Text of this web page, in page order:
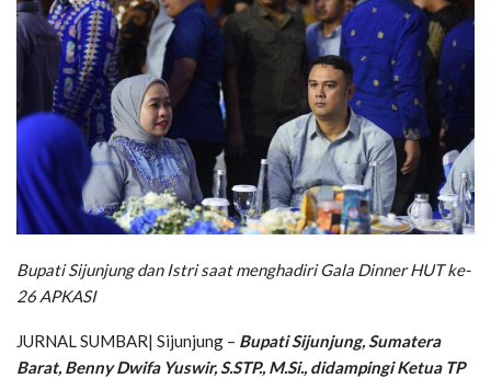
Bupati Sijunjung dan Istri saat menghadiri Gala Dinner HUT ke-
26 APKASI
JURNAL SUMBAR| Sijunjung – Bupati Sijunjung, Sumatera
Barat, Benny Dwifa Yuswir, S.STP., M.Si., didampingi Ketua TP